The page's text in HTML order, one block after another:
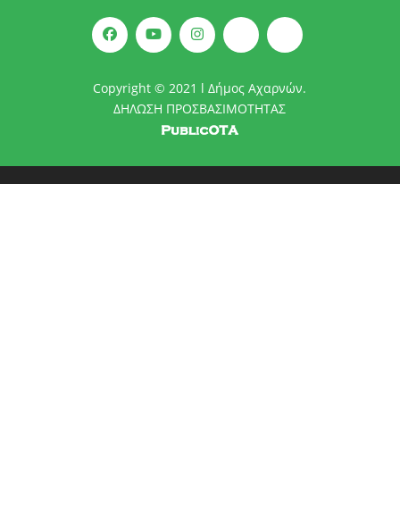
Copyright © 2021 l Δήμος Αχαρνών.
ΔΗΛΩΣΗ ΠΡΟΣΒΑΣΙΜΟΤΗΤΑΣ